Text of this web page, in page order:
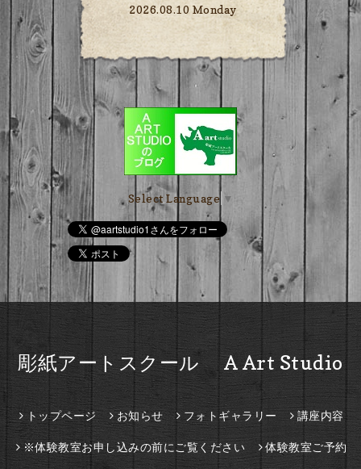
2026.08.10 Monday
Select Language ▼
彫紙アートスクール A Art Studio
トップページ お知らせ フォトギャラリー 講座内容
※体験教室お申し込みの前にご覧ください 体験教室ご予約